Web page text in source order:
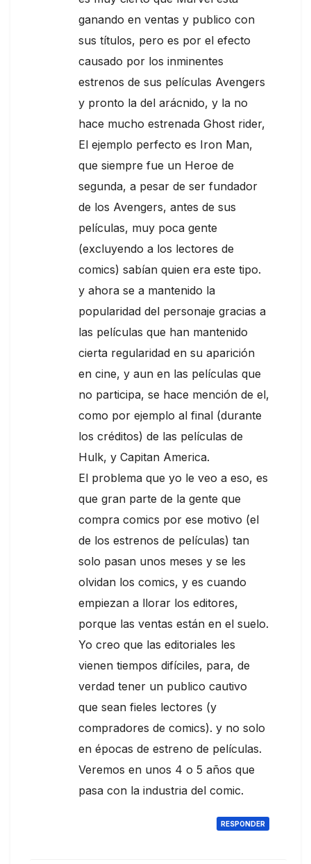
ganando en ventas y publico con
sus títulos, pero es por el efecto
causado por los inminentes
estrenos de sus películas Avengers
y pronto la del arácnido, y la no
hace mucho estrenada Ghost rider,
El ejemplo perfecto es Iron Man,
que siempre fue un Heroe de
segunda, a pesar de ser fundador
de los Avengers, antes de sus
películas, muy poca gente
(excluyendo a los lectores de
comics) sabían quien era este tipo.
y ahora se a mantenido la
popularidad del personaje gracias a
las películas que han mantenido
cierta regularidad en su aparición
en cine, y aun en las películas que
no participa, se hace mención de el,
como por ejemplo al final (durante
los créditos) de las películas de
Hulk, y Capitan America.
El problema que yo le veo a eso, es
que gran parte de la gente que
compra comics por ese motivo (el
de los estrenos de películas) tan
solo pasan unos meses y se les
olvidan los comics, y es cuando
empiezan a llorar los editores,
porque las ventas están en el suelo.
Yo creo que las editoriales les
vienen tiempos difíciles, para, de
verdad tener un publico cautivo
que sean fieles lectores (y
compradores de comics). y no solo
en épocas de estreno de películas.
Veremos en unos 4 o 5 años que
pasa con la industria del comic.
RESPONDER